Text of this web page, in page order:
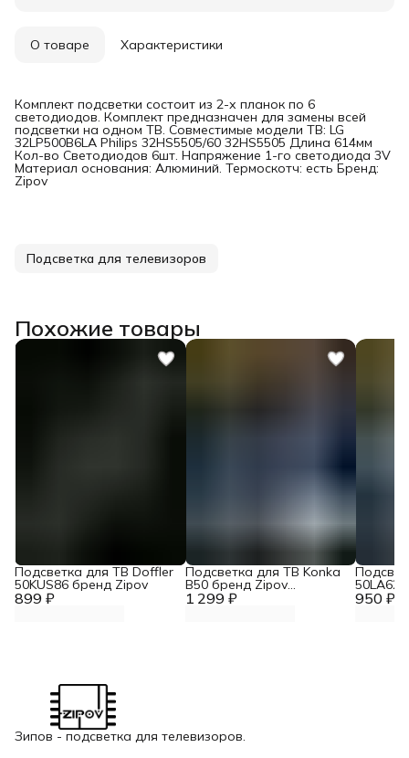
О товаре Характеристики
Комплект подсветки состоит из 2-х планок по 6
светодиодов. Комплект предназначен для замены всей
подсветки на одном ТВ. Совместимые модели ТВ: LG
32LP500B6LA Philips 32HS5505/60 32HS5505 Длина 614мм
Кол-во Светодиодов 6шт. Напряжение 1-го светодиода 3V
Материал основания: Алюминий. Термоскотч: есть Бренд:
Zipov
Подсветка для телевизоров
Похожие товары
899 ₽
Подсветка для ТВ Doffler
50KUS86 бренд Zipov
1 299 ₽
Подсветка для ТВ Konka
B50 бренд Zipov
(комплект) 950 ₽
Зипов - подсветка для телевизоров.